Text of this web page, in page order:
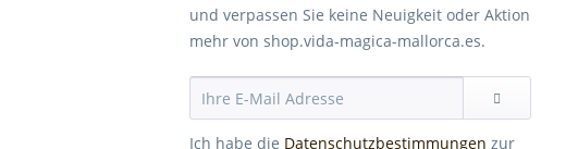
und verpassen Sie keine Neuigkeit oder Aktion
mehr von shop.vida-magica-mallorca.es.
Ich habe die Datenschutzbestimmungen zur